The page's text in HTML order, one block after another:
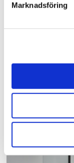
Marknadsföring